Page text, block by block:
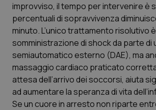
Lettere al direttore
Edizioni Regionali
QS Pro
Professionisti Sanitari.AI
improvviso, il tempo per intervenire è
percentuali di sopravvivenza
minuto. L’unico trattamento risolutivo
somministrazione di shock da parte di
semiautomatico esterno (DAE), ma
massaggio cardiaco praticato
attesa dell’arrivo dei soccorsi, aiuta
ad aumentare la speranza di vita
Se un cuore in arresto non riparte